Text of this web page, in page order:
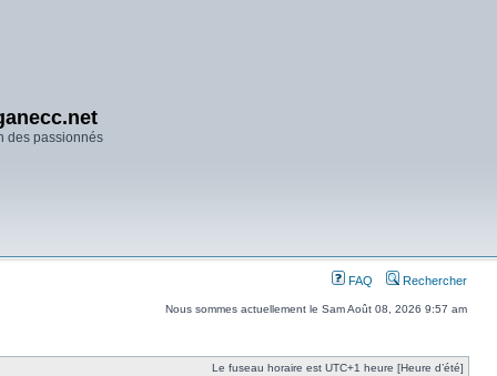
des passionnés
FAQ Rechercher
Nous sommes actuellement le Sam Août 08, 2026 9:57 am
Le fuseau horaire est UTC+1 heure [Heure d’été]